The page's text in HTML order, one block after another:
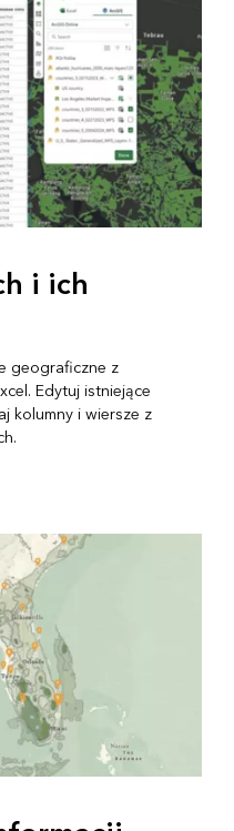
i ich
geograficzne z
Edytuj istniejące
kolumny i wiersze z